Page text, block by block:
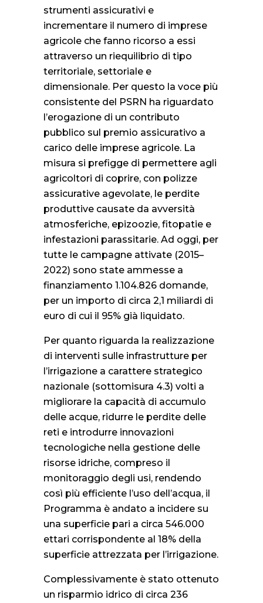
strumenti assicurativi e
incrementare il numero di imprese
agricole che fanno ricorso a essi
attraverso un riequilibrio di tipo
territoriale, settoriale e
dimensionale. Per questo la voce più
consistente del PSRN ha riguardato
l’erogazione di un contributo
pubblico sul premio assicurativo a
carico delle imprese agricole. La
misura si prefigge di permettere agli
agricoltori di coprire, con polizze
assicurative agevolate, le perdite
produttive causate da avversità
atmosferiche, epizoozie, fitopatie e
infestazioni parassitarie. Ad oggi, per
tutte le campagne attivate (2015–
2022) sono state ammesse a
finanziamento 1.104.826 domande,
per un importo di circa 2,1 miliardi di
euro di cui il 95% già liquidato.
Per quanto riguarda la realizzazione
di interventi sulle infrastrutture per
l’irrigazione a carattere strategico
nazionale (sottomisura 4.3) volti a
migliorare la capacità di accumulo
delle acque, ridurre le perdite delle
reti e introdurre innovazioni
tecnologiche nella gestione delle
risorse idriche, compreso il
monitoraggio degli usi, rendendo
così più efficiente l’uso dell’acqua, il
Programma è andato a incidere su
una superficie pari a circa 546.000
ettari corrispondente al 18% della
superficie attrezzata per l’irrigazione.
Complessivamente è stato ottenuto
un risparmio idrico di circa 236